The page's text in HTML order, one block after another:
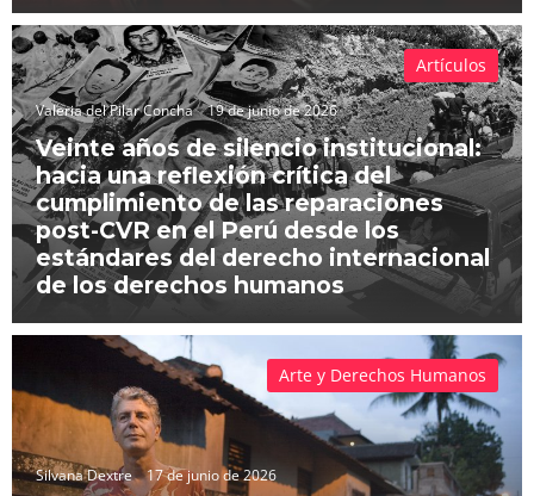
Valeria del Pilar Concha 19 de junio de 2026
Veinte años de silencio institucional:
hacia una reflexión crítica del
cumplimiento de las reparaciones
post-CVR en el Perú desde los
estándares del derecho internacional
de los derechos humanos
Artículos
Silvana Dextre 17 de junio de 2026
Arte y Derechos Humanos